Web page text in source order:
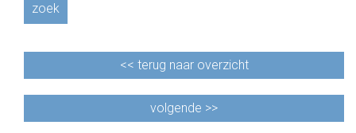
zoek
<< terug naar overzicht
volgende >>